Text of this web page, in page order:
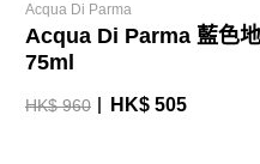
Acqua Di Parma
Acqua Di Parma 藍色
75ml
HK$ 960 HK$ 505